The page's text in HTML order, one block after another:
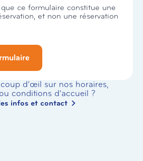
ce formulaire constitue une
une réservation
d’œil sur nos horaires,
conditions d’accueil ?
infos et contact